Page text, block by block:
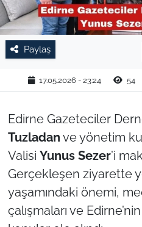
Paylaş
17.05.2026 - 23:24 54
Edirne Gazeteciler
Tuzladan ve yönetim
Valisi Yunus Sezer’i
Gerçekleşen ziyarette
yaşamındaki önemi,
çalışmaları ve
RESMİ İLAN
SPOR
TEKİRDAĞ
KIRKLARELİ
ÇANAKKALE
TÜRKİYE